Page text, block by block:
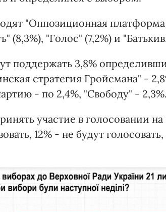
"Оппозиционная платформа
(8,3%), "Голос" (7,2%) и
поддержать 3,8%
стратегия Гройсмана" -
- по 2,4%, "Свободу" - 2,3%.
участие в голосовании
12% - не будут